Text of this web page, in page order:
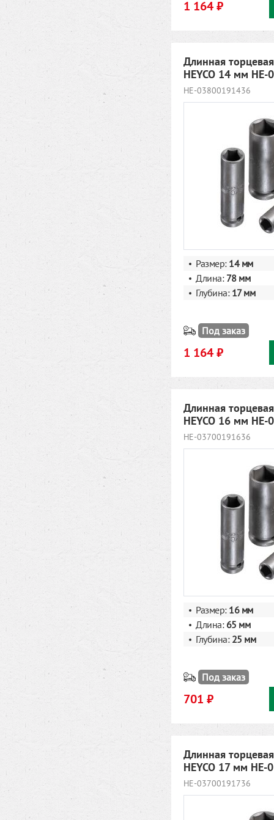
1 164 ₽
Длинная
HEYCO 14 мм
HE-03800191436
Размер: 14 мм
Длина: 78 мм
Глубина:17 мм
Под заказ
1 164 ₽
Длинная
HEYCO 16 мм
HE-03700191636
Размер: 16 мм
Длина: 65 мм
Глубина:25 мм
Под заказ
701 ₽
Длинная
HEYCO 17 мм
HE-03700191736